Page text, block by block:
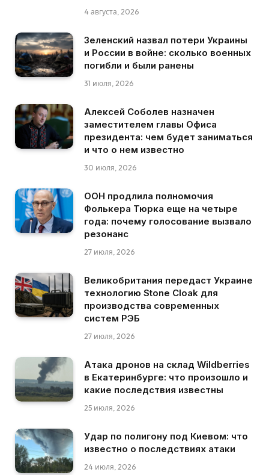
4 августа, 2026
Зеленский назвал потери Украины
и России в войне: сколько военных
погибли и были ранены
31 июля, 2026
Алексей Соболев назначен
заместителем главы Офиса
президента: чем будет заниматься
и что о нем известно
30 июля, 2026
ООН продлила полномочия
Фолькера Тюрка еще на четыре
года: почему голосование вызвало
резонанс
27 июля, 2026
Великобритания передаст Украине
технологию Stone Cloak для
производства современных
систем РЭБ
27 июля, 2026
Атака дронов на склад Wildberries
в Екатеринбурге: что произошло и
какие последствия известны
25 июля, 2026
Удар по полигону под Киевом: что
известно о последствиях атаки
24 июля, 2026